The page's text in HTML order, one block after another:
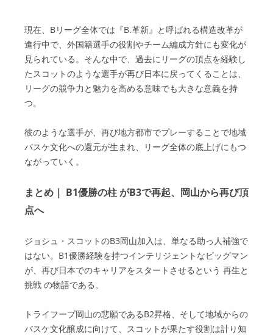
現在、Bリーグ全体では『B.革新』と呼ばれる構造改革が
進行中で、外国籍選手の役割やチーム編成方針にも変化が
見られている。そんな中で、過去にリーグの頂点を経験し
たスコットのような選手が再び日本に戻ってくることは、
リーグの競争力と魅力を高める意味でも大きな意義を持
つ。
彼のような選手が、再び地方都市でプレーすることで地域
バスケ文化への還元が生まれ、リーグ全体の底上げにもつ
ながっていく。
まとめ｜ B1優勝の柱 がB3で再起、岡山から再び頂
点へ
ジョシュ・スコットのB3岡山加入は、単なる助っ人補強で
はない。B1優勝経験を持つインテリジェントなビッグマン
が、再び日本でのキャリアをスタートさせるという 再生と
挑戦 の物語である。
トライフープ岡山の悲願であるB2昇格、そして地域からの
バスケ文化醸成に向けて、スコットが果たす役割は計り知